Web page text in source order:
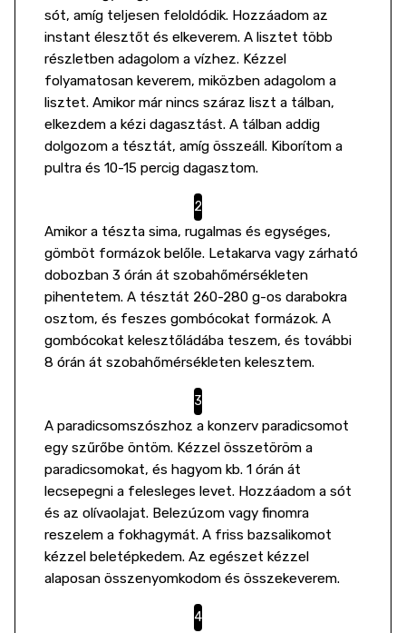
sót, amíg teljesen feloldódik. Hozzáadom az
instant élesztőt és elkeverem. A lisztet több
részletben adagolom a vízhez. Kézzel
folyamatosan keverem, miközben adagolom a
lisztet. Amikor már nincs száraz liszt a tálban,
elkezdem a kézi dagasztást. A tálban addig
dolgozom a tésztát, amíg összeáll. Kiborítom a
pultra és 10-15 percig dagasztom.
Amikor a tészta sima, rugalmas és egységes,
gömböt formázok belőle. Letakarva vagy zárható
dobozban 3 órán át szobahőmérsékleten
pihentetem. A tésztát 260-280 g-os darabokra
osztom, és feszes gombócokat formázok. A
gombócokat kelesztőládába teszem, és további
8 órán át szobahőmérsékleten kelesztem.
A paradicsomszószhoz a konzerv paradicsomot
egy szűrőbe öntöm. Kézzel összetöröm a
paradicsomokat, és hagyom kb. 1 órán át
lecsepegni a felesleges levet. Hozzáadom a sót
és az olívaolajat. Belezúzom vagy finomra
reszelem a fokhagymát. A friss bazsalikomot
kézzel beletépkedem. Az egészet kézzel
alaposan összenyomkodom és összekeverem.